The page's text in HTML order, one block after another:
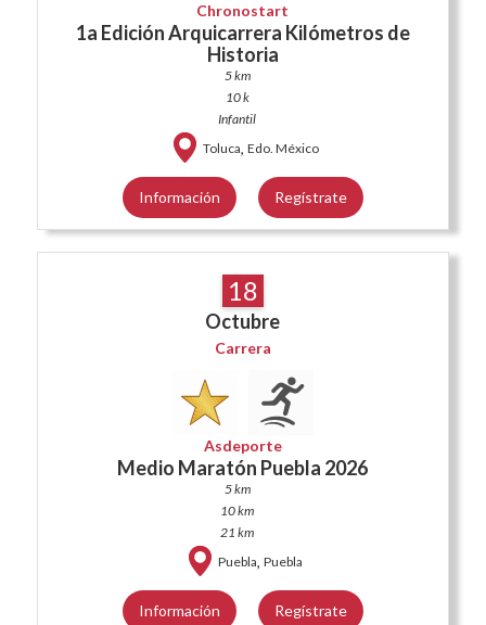
Chronostart
1a Edición Arquicarrera Kilómetros de
Historia
5 km
10 k
Infantil
Toluca, Edo. México
Información Regístrate
18
Octubre
Carrera
Asdeporte
Medio Maratón Puebla 2026
5 km
10 km
21 km
Puebla, Puebla
Información Regístrate